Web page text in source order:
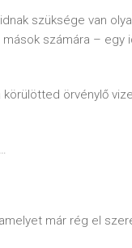
szüksége van
számára –
örvénylő
már rég el